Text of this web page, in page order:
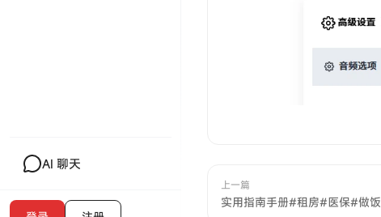
AI 聊天
上一篇
实用指南手册#租房#医保#做饭